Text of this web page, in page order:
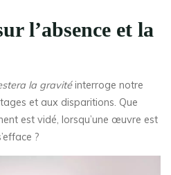
l’absence et la
la gravitéinterroge notre
et aux disparitions. Que
est vidé, lorsqu’une œuvre est
?